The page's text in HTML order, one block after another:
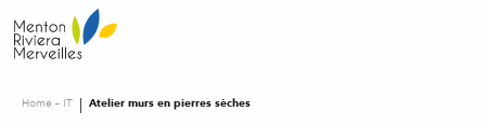
au
contenu
Home – IT Atelier murs en pierres sèches